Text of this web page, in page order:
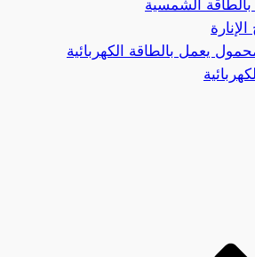
بالطاقة الشمسية
يعمل بالطاقة الكهربائية